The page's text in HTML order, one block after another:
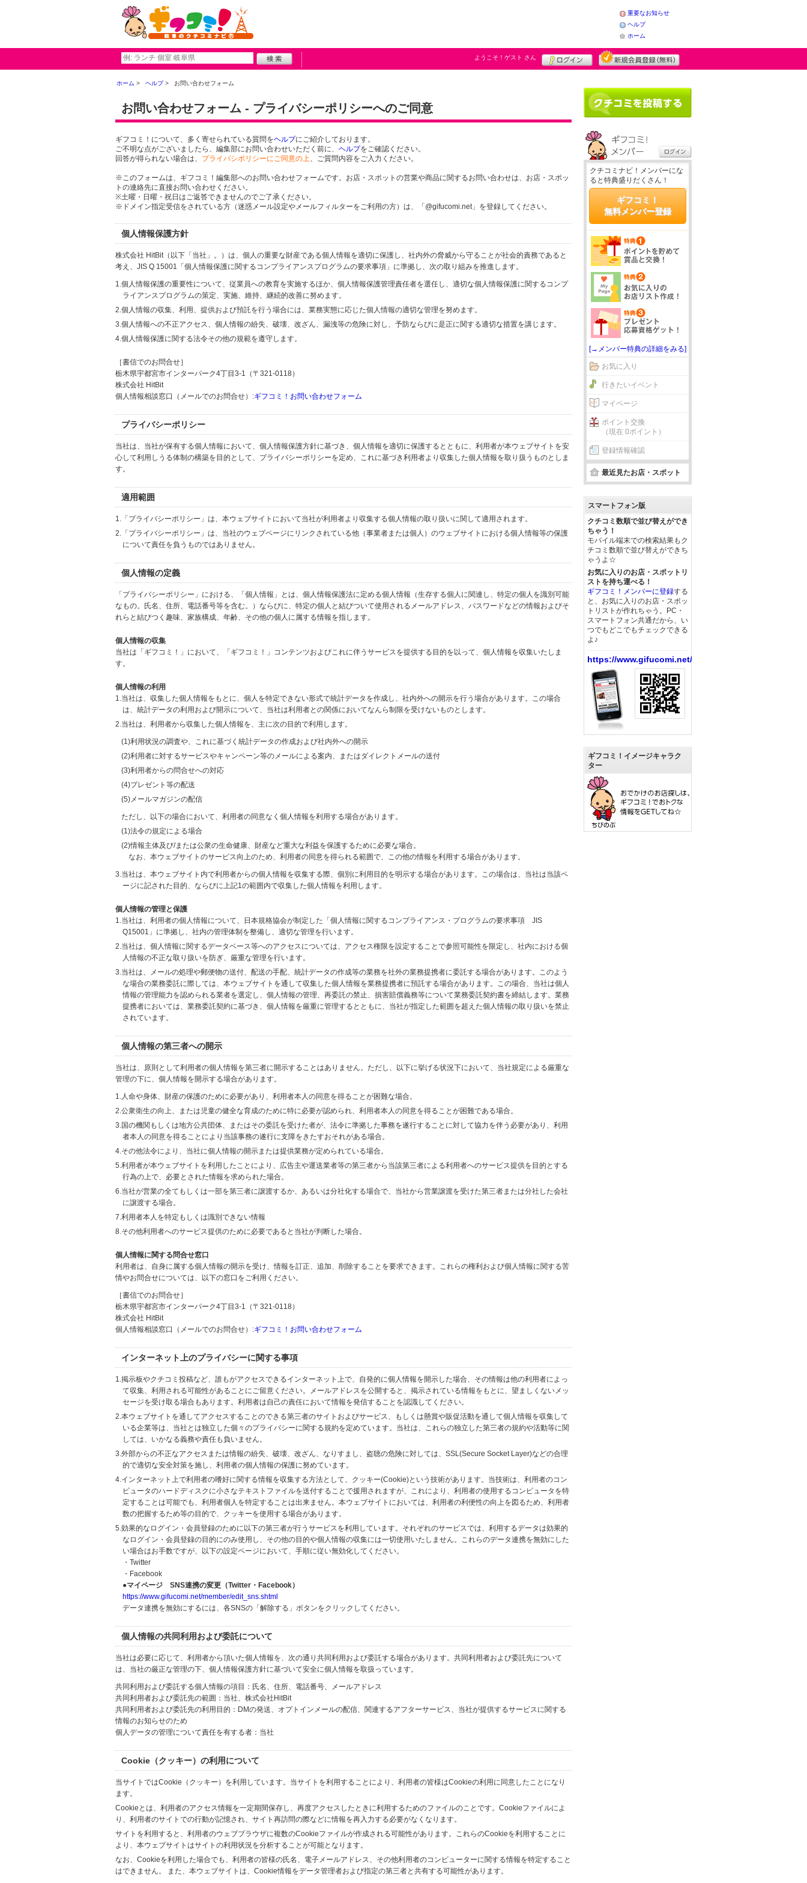
重要なお知らせ
ヘルプ
ホーム
ようこそ！ ゲスト さん
ホーム ヘルプ お問い合わせフォーム
お問い合わせフォーム - プライバシーポリシーへのご同意
ギフコミ！について、多く寄せられている質問をヘルプにご紹介しております。
ご不明な点がございましたら、編集部にお問い合わせいただく前に、 ヘルプをご確認ください。
回答が得られない場合は、 プライバシポリシーにご同意の上、ご質問内容をご入力ください。
※このフォームは、ギフコミ！編集部へのお問い合わせフォームです。お店・スポットの営業や商品に関するお問い合わせは、お店・スポッ
トの連絡先に直接お問い合わせください。
※土曜・日曜・祝日はご返答できませんのでご了承ください。
※ドメイン指定受信をされている方（迷惑メール設定やメールフィルターをご利用の方）は、「@gifucomi.net」を登録してください。
個人情報保護方針
株式会社 HitBit（以下「当社」。）は、個人の重要な財産である個人情報を適切に保護し、社内外の脅威から守ることが社会的責務であると
考え、JIS Q 15001「個人情報保護に関するコンプライアンスプログラムの要求事項」に準拠し、次の取り組みを推進します。
1.個人情報保護の重要性について、従業員への教育を実施するほか、個人情報保護管理責任者を選任し、適切な個人情報保護に関するコンプ
ライアンスプログラムの策定、実施、維持、継続的改善に努めます。
2.個人情報の収集、利用、提供および預託を行う場合には、業務実態に応じた個人情報の適切な管理を努めます。
3.個人情報への不正アクセス、個人情報の紛失、破壊、改ざん、漏洩等の危険に対し、予防ならびに是正に関する適切な措置を講じます。
4.個人情報保護に関する法令その他の規範を遵守します。
［書信でのお問合せ］
栃木県宇都宮市インターパーク4丁目3-1（〒321-0118）
株式会社 HitBit
個人情報相談窓口（メールでのお問合せ）:ギフコミ！お問い合わせフォーム
プライバシーポリシー
当社は、当社が保有する個人情報において、個人情報保護方針に基づき、個人情報を適切に保護するとともに、利用者が本ウェブサイトを安
心して利用しうる体制の構築を目的として、プライバシーポリシーを定め、これに基づき利用者より収集した個人情報を取り扱うものとしま
す。
適用範囲
1.「プライバシーポリシー」は、本ウェブサイトにおいて当社が利用者より収集する個人情報の取り扱いに関して適用されます。
2.「プライバシーポリシー」は、当社のウェブページにリンクされている他（事業者または個人）のウェブサイトにおける個人情報等の保護
について責任を負うものではありません。
個人情報の定義
「プライバシーポリシー」における、「個人情報」とは、個人情報保護法に定める個人情報（生存する個人に関連し、特定の個人を識別可能
なもの。氏名、住所、電話番号等を含む。）ならびに、特定の個人と結びついて使用されるメールアドレス、パスワードなどの情報およびそ
れらと結びつく趣味、家族構成、年齢、その他の個人に属する情報を指します。
個人情報の収集
当社は「ギフコミ！」において、「ギフコミ！」コンテンツおよびこれに伴うサービスを提供する目的を以って、個人情報を収集いたしま
す。
個人情報の利用
1.当社は、収集した個人情報をもとに、個人を特定できない形式で統計データを作成し、社内外への開示を行う場合があります。この場合
は、統計データの利用および開示について、当社は利用者との関係においてなんら制限を受けないものとします。
2.当社は、利用者から収集した個人情報を、主に次の目的で利用します。
(1)利用状況の調査や、これに基づく統計データの作成および社内外への開示
(2)利用者に対するサービスやキャンペーン等のメールによる案内、またはダイレクトメールの送付
(3)利用者からの問合せへの対応
(4)プレゼント等の配送
(5)メールマガジンの配信
ただし、以下の場合において、利用者の同意なく個人情報を利用する場合があります。
(1)法令の規定による場合
(2)情報主体及び/または公衆の生命健康、財産など重大な利益を保護するために必要な場合。
なお、本ウェブサイトのサービス向上のため、利用者の同意を得られる範囲で、この他の情報を利用する場合があります。
3.当社は、本ウェブサイト内で利用者からの個人情報を収集する際、個別に利用目的を明示する場合があります。この場合は、当社は当該ペ
ージに記された目的、ならびに上記1の範囲内で収集した個人情報を利用します。
個人情報の管理と保護
1.当社は、利用者の個人情報について、日本規格協会が制定した「個人情報に関するコンプライアンス・プログラムの要求事項 JIS
Q15001」に準拠し、社内の管理体制を整備し、適切な管理を行います。
2.当社は、個人情報に関するデータベース等へのアクセスについては、アクセス権限を設定することで参照可能性を限定し、社内における個
人情報の不正な取り扱いを防ぎ、厳重な管理を行います。
3.当社は、メールの処理や郵便物の送付、配送の手配、統計データの作成等の業務を社外の業務提携者に委託する場合があります。このよう
な場合の業務委託に際しては、本ウェブサイトを通して収集した個人情報を業務提携者に預託する場合があります。この場合、当社は個人
情報の管理能力を認められる業者を選定し、個人情報の管理、再委託の禁止、損害賠償義務等について業務委託契約書を締結します。業務
提携者においては、業務委託契約に基づき、個人情報を厳重に管理するとともに、当社が指定した範囲を超えた個人情報の取り扱いを禁止
されています。
個人情報の第三者への開示
当社は、原則として利用者の個人情報を第三者に開示することはありません。ただし、以下に挙げる状況下において、当社規定による厳重な
管理の下に、個人情報を開示する場合があります。
1.人命や身体、財産の保護のために必要があり、利用者本人の同意を得ることが困難な場合。
2.公衆衛生の向上、または児童の健全な育成のために特に必要が認められ、利用者本人の同意を得ることが困難である場合。
3.国の機関もしくは地方公共団体、またはその委託を受けた者が、法令に準拠した事務を遂行することに対して協力を伴う必要があり、利用
者本人の同意を得ることにより当該事務の遂行に支障をきたすおそれがある場合。
4.その他法令により、当社に個人情報の開示または提供業務が定められている場合。
5.利用者が本ウェブサイトを利用したことにより、広告主や運送業者等の第三者から当該第三者による利用者へのサービス提供を目的とする
行為の上で、必要とされた情報を求められた場合。
6.当社が営業の全てもしくは一部を第三者に譲渡するか、あるいは分社化する場合で、当社から営業譲渡を受けた第三者または分社した会社
に譲渡する場合。
7.利用者本人を特定もしくは識別できない情報
8.その他利用者へのサービス提供のために必要であると当社が判断した場合。
個人情報に関する問合せ窓口
利用者は、自身に属する個人情報の開示を受け、情報を訂正、追加、削除することを要求できます。これらの権利および個人情報に関する苦
情やお問合せについては、以下の窓口をご利用ください。
［書信でのお問合せ］
栃木県宇都宮市インターパーク4丁目3-1（〒321-0118）
株式会社 HitBit
個人情報相談窓口（メールでのお問合せ）:ギフコミ！お問い合わせフォーム
インターネット上のプライバシーに関する事項
1.掲示板やクチコミ投稿など、誰もがアクセスできるインターネット上で、自発的に個人情報を開示した場合、その情報は他の利用者によっ
て収集、利用される可能性があることにご留意ください。メールアドレスを公開すると、掲示されている情報をもとに、望ましくないメッ
セージを受け取る場合もあります。利用者は自己の責任において情報を発信することを認識してください。
2.本ウェブサイトを通してアクセスすることのできる第三者のサイトおよびサービス、もしくは懸賞や販促活動を通して個人情報を収集して
いる企業等は、当社とは独立した個々のプライバシーに関する規約を定めています。当社は、これらの独立した第三者の規約や活動等に関
しては、いかなる義務や責任も負いません。
3.外部からの不正なアクセスまたは情報の紛失、破壊、改ざん、なりすまし、盗聴の危険に対しては、SSL(Secure Socket Layer)などの合理
的で適切な安全対策を施し、利用者の個人情報の保護に努めています。
4.インターネット上で利用者の嗜好に関する情報を収集する方法として、クッキー(Cookie)という技術があります。当技術は、利用者のコン
ピュータのハードディスクに小さなテキストファイルを送付することで援用されますが、これにより、利用者の使用するコンピュータを特
定することは可能でも、利用者個人を特定することは出来ません。本ウェブサイトにおいては、利用者の利便性の向上を図るため、利用者
数の把握するため等の目的で、クッキーを使用する場合があります。
5.効果的なログイン・会員登録のために以下の第三者が行うサービスを利用しています。それぞれのサービスでは、利用するデータは効果的
なログイン・会員登録の目的にのみ使用し、その他の目的や個人情報の収集には一切使用いたしません。これらのデータ連携を無効にした
い場合はお手数ですが、以下の設定ページにおいて、手順に従い無効化してください。
・Twitter
・Facebook
●マイページ SNS連携の変更（Twitter・Facebook）
https://www.gifucomi.net/member/edit_sns.shtml
データ連携を無効にするには、各SNSの「解除する」ボタンをクリックしてください。
個人情報の共同利用および委託について
当社は必要に応じて、利用者から頂いた個人情報を、次の通り共同利用および委託する場合があります。共同利用者および委託先について
は、当社の厳正な管理の下、個人情報保護方針に基づいて安全に個人情報を取扱っています。
共同利用および委託する個人情報の項目：氏名、住所、電話番号、メールアドレス
共同利用者および委託先の範囲：当社、株式会社HitBit
共同利用者および委託先の利用目的：DMの発送、オプトインメールの配信、関連するアフターサービス、当社が提供するサービスに関する
情報のお知らせのため
個人データの管理について責任を有する者：当社
Cookie（クッキー）の利用について
当サイトではCookie（クッキー）を利用しています。当サイトを利用することにより、利用者の皆様はCookieの利用に同意したことになり
ます。
Cookieとは、利用者のアクセス情報を一定期間保存し、再度アクセスしたときに利用するためのファイルのことです。Cookieファイルによ
り、利用者のサイトでの行動が記憶され、サイト再訪問の際などに情報を再入力する必要がなくなります。
サイトを利用すると、利用者のウェブブラウザに複数のCookieファイルが作成される可能性があります。これらのCookieを利用することに
より、本ウェブサイトはサイトの利用状況を分析することが可能となります。
なお、Cookieを利用した場合でも、利用者の皆様の氏名、電子メールアドレス、その他利用者のコンピューターに関する情報を特定すること
はできません。 また、本ウェブサイトは、Cookie情報をデータ管理者および指定の第三者と共有する可能性があります。
クチコミナビ！メンバーにな
ると特典盛りだくさん！
ギフコミ！
無料メンバー登録
[→メンバー特典の詳細をみる]
お気に入り
行きたいイベント
マイページ
ポイント交換
（現在 0ポイント）
登録情報確認
最近見たお店・スポット
スマートフォン版
クチコミ数順で並び替えができ
ちゃう！
モバイル端末での検索結果もク
チコミ数順で並び替えができち
ゃうよ☆
お気に入りのお店・スポットリ
ストを持ち運べる！
ギフコミ！メンバーに登録する
と、お気に入りのお店・スポッ
トリストが作れちゃう。PC・
スマートフォン共通だから、い
つでもどこでもチェックできる
よ♪
https://www.gifucomi.net/
ギフコミ！イメージキャラク
ター